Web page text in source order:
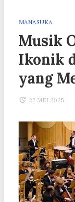
MANASUKA
Musik
Ikonik
yang
27 MEI 2025